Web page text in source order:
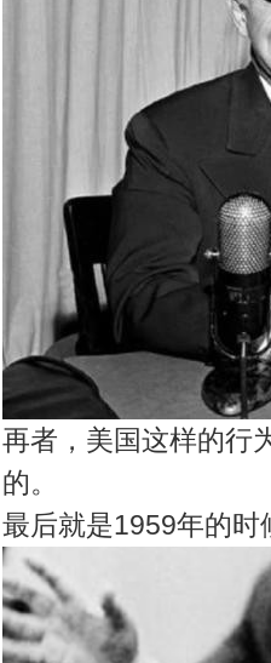
再者，美国这样的行
的。
最后就是1959年的时